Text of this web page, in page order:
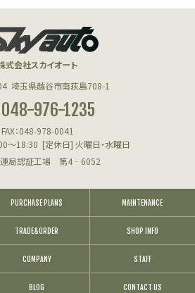
式会社スカイオート
埼玉県越谷市南荻島708-1
048-976-1235
FAX：048-978-0041
～18:30 [定休日] 火曜日・水曜日
運局認証工場 第4‐6052
PURCHASE PLANS MAINTENANCE
TRADE&ORDER SHOP INFO
COMPANY STAFF
BLOG CONTACT US